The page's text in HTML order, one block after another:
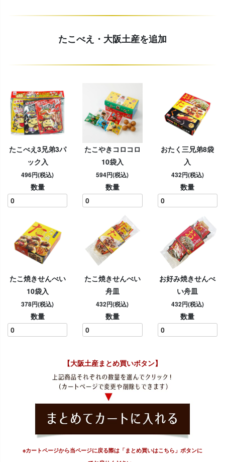
たこべえ・大阪土産を追加
たこべえ3兄弟3パ
ック入
496円(税込)
数量
たこやきコロコロ
10袋入
594円(税込)
数量
おたく三兄弟8袋
入
432円(税込)
数量
たこ焼きせんべい
10袋入
378円(税込)
数量
たこ焼きせんべい
舟皿
432円(税込)
数量
お好み焼きせんべ
い舟皿
432円(税込)
数量
【大阪土産まとめ買いボタン】
※カートページから当ページに戻る際は「まとめ買いはこちら」ボタンに